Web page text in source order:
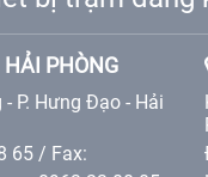
PHÒNG
P. Hưng Đạo - Hải
65 / Fax: